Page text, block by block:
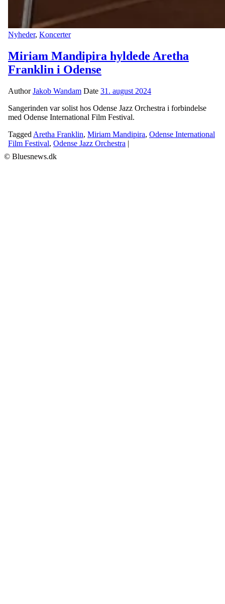
Nyheder, Koncerter
Miriam Mandipira hyldede Aretha
Franklin i Odense
AuthorJakob Wandam Date 31. august 2024
Sangerinden var solist hos Odense Jazz Orchestra i forbindelse
med Odense International Film Festival.
Tagged Aretha Franklin, Miriam Mandipira, Odense International
Film Festival, Odense Jazz Orchestra |
© Bluesnews.dk